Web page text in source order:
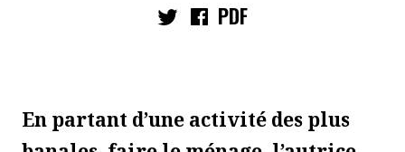
PDF
En partant d’une activité des plus